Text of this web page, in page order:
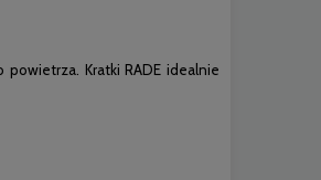
Kratki RADE idealnie